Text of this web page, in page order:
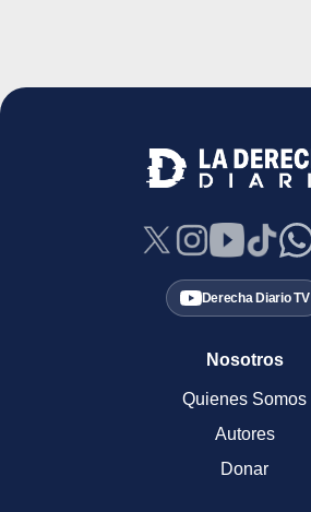
Derecha Diario TV
Nosotros
Quienes Somos
Autores
Donar